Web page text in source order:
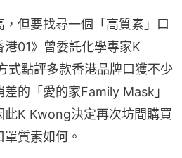
但要找尋一個「高質素」口
01》曾委託化學專家K
式點評多款香港品牌口獲不少
的「愛的家Family Mask」
此K Kwong決定再次坊間購買
質素如何。